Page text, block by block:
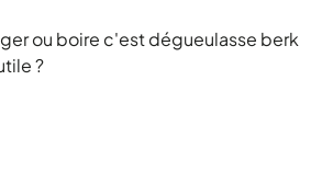
ou boire c'est dégueulasse berk
?